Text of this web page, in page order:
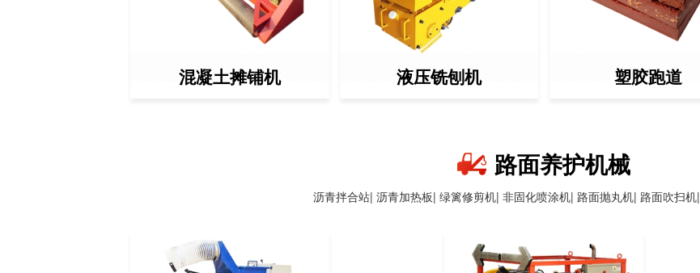
混凝土摊铺机 液压铣刨机 塑胶跑道
路面养护机械
沥青拌合站| 沥青加热板| 绿篱修剪机| 非固化喷涂机| 路面抛丸机| 路面吹扫机|